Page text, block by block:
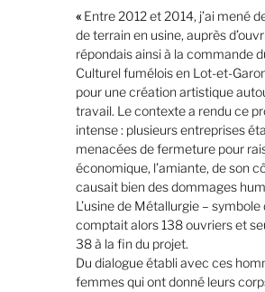
« Entre 2012 et 2014, j’ai mené
de terrain en usine, auprès
répondais ainsi à la commande
Culturel fumélois en Lot-et-
pour une création artistique
travail. Le contexte a rendu ce
intense : plusieurs entreprises
menacées de fermeture pour
économique, l’amiante, de son
causait bien des dommages
L’usine de Métallurgie – symbole
comptait alors 138 ouvriers et
38 à la fin du projet.
Du dialogue établi avec ces
femmes qui ont donné leurs